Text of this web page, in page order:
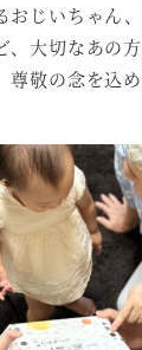
じいちゃん
、大切なあの
尊敬の念を込